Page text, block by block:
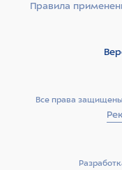
Все права защищены
Правила